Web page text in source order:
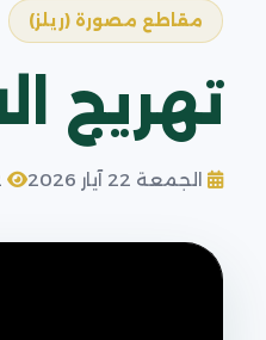
مقاطع مصورة (ريلز)
تهريج
الجمعة 22 آيار 2026